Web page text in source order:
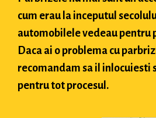
cum erau la inceputul
automobilele vedeau pentru
Daca ai o problema cu
recomandam sa il inlocuiesti
pentru tot procesul.